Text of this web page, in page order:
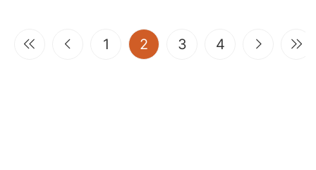
1 2 (current)
3 4